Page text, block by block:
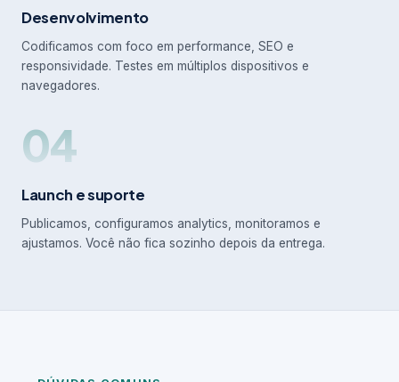
Desenvolvimento
Codificamos com foco em performance, SEO e
responsividade. Testes em múltiplos dispositivos e
navegadores.
04
Launch e suporte
Publicamos, configuramos analytics, monitoramos e
ajustamos. Você não fica sozinho depois da entrega.